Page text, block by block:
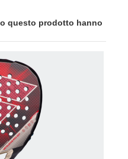
questo prodotto hanno